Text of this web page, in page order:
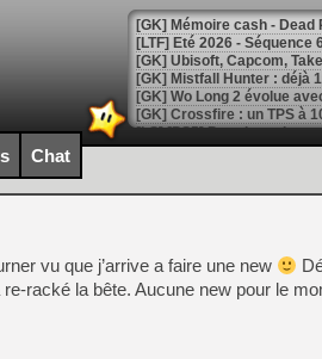
[LTF] Eté 2026 - Séquence
[GK] Mistfall Hunter : déjà
[GK] Wo Long 2 évolue
[GK] Crossfire : un TPS à
[LS] [PS5] Premiers
[Mo5] DOOM arrive en
[GK] Bethesda fête les 30
[GK] Roblox : l'action en
[GK] Agenda - GeForce
Chat
vu que j’arrive a faire une new
racké la bête. Aucune new pour le